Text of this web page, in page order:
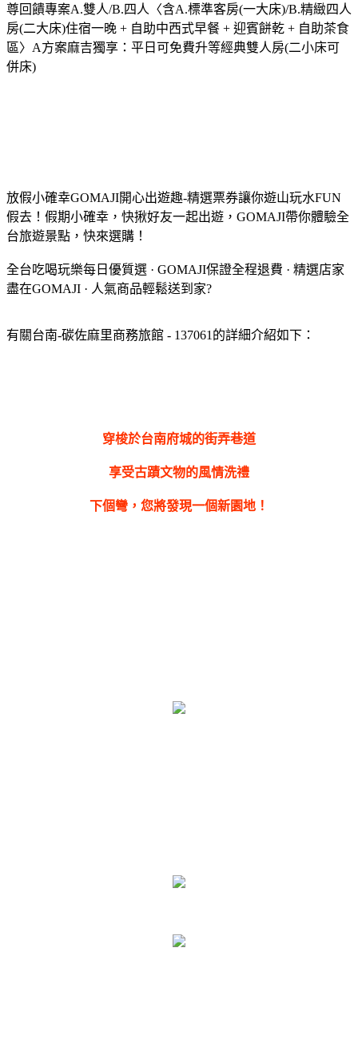
尊回饋專案A.雙人/B.四人〈含A.標準客房(一大床)/B.精緻四人
房(二大床)住宿一晚 + 自助中西式早餐 + 迎賓餅乾 + 自助茶食
區〉A方案麻吉獨享：平日可免費升等經典雙人房(二小床可
併床)
放假小確幸GOMAJI開心出遊趣-精選票券讓你遊山玩水FUN
假去！假期小確幸，快揪好友一起出遊，GOMAJI帶你體驗全
台旅遊景點，快來選購！
全台吃喝玩樂每日優質選 · GOMAJI保證全程退費 · 精選店家
盡在GOMAJI · 人氣商品輕鬆送到家?
有關台南-碳佐麻里商務旅館 - 137061的詳細介紹如下：
穿梭於台南府城的街弄巷道
享受古蹟文物的風情洗禮
下個彎，您將發現一個新園地！